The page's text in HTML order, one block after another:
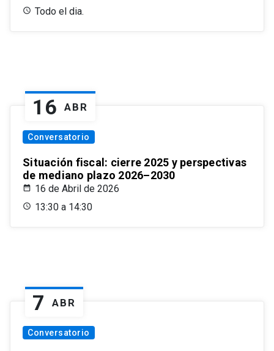
Todo el dia.
16 ABR
Conversatorio
Situación fiscal: cierre 2025 y perspectivas
de mediano plazo 2026–2030
16 de Abril de 2026
13:30 a 14:30
7 ABR
Conversatorio